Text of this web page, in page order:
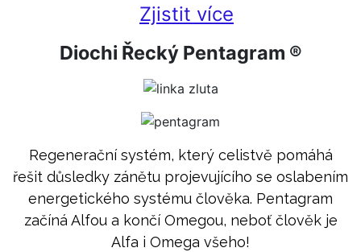
Zjistit více
Diochi Řecký Pentagram ®
Regenerační systém, který celistvě pomáhá
řešit důsledky zánětu projevujícího se oslabením
energetického systému člověka. Pentagram
začíná Alfou a končí Omegou, neboť člověk je
Alfa i Omega všeho!